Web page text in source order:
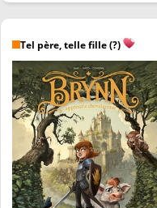
Tel père, telle fille (?)